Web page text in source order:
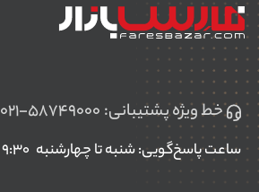
خط ویژه پشتیبانی: ۰۲۱-۵۸۷۴۹۰۰۰
ساعت پاسخ‌گویی: شنبه تا چهارشنبه